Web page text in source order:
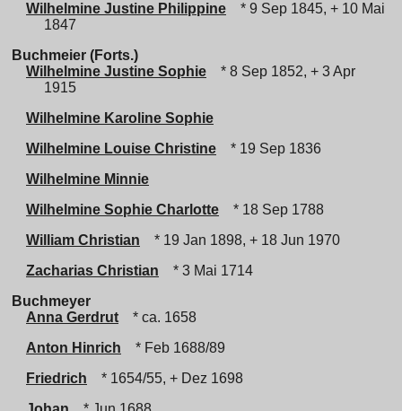
Wilhelmine Justine Philippine
* 9 Sep 1845, + 10 Mai
1847
Buchmeier (Forts.)
Wilhelmine Justine Sophie
* 8 Sep 1852, + 3 Apr
1915
Wilhelmine Karoline Sophie
Wilhelmine Louise Christine
* 19 Sep 1836
Wilhelmine Minnie
Wilhelmine Sophie Charlotte
* 18 Sep 1788
William Christian
* 19 Jan 1898, + 18 Jun 1970
Zacharias Christian
* 3 Mai 1714
Buchmeyer
Anna Gerdrut
* ca. 1658
Anton Hinrich
* Feb 1688/89
Friedrich
* 1654/55, + Dez 1698